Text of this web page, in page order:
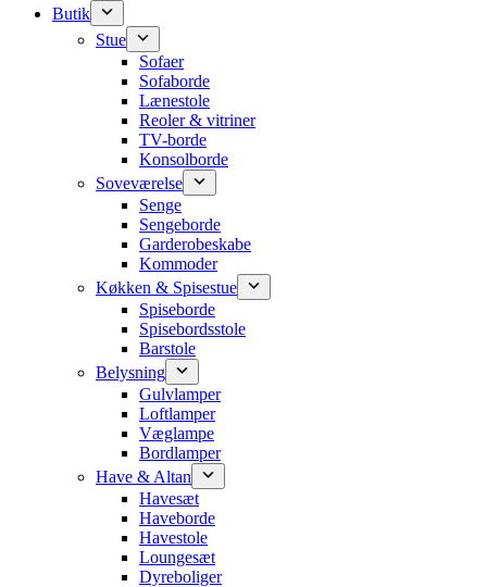
Butik
Stue
Sofaer
Sofaborde
Lænestole
Reoler & vitriner
TV-borde
Konsolborde
Soveværelse
Senge
Sengeborde
Garderobeskabe
Kommoder
Køkken & Spisestue
Spiseborde
Spisebordsstole
Barstole
Belysning
Gulvlamper
Loftlamper
Væglampe
Bordlamper
Have & Altan
Havesæt
Haveborde
Havestole
Loungesæt
Dyreboliger